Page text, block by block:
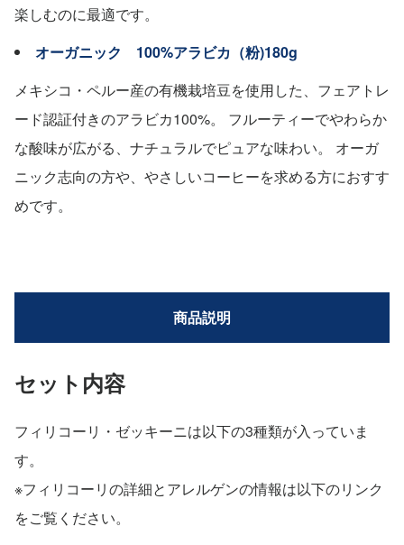
楽しむのに最適です。
オーガニック 100%アラビカ（粉)180g
メキシコ・ペルー産の有機栽培豆を使用した、フェアトレ
ード認証付きのアラビカ100%。 フルーティーでやわらか
な酸味が広がる、ナチュラルでピュアな味わい。 オーガ
ニック志向の方や、やさしいコーヒーを求める方におすす
めです。
商品説明
セット内容
フィリコーリ・ゼッキーニは以下の3種類が入っていま
す。
※フィリコーリの詳細とアレルゲンの情報は以下のリンク
をご覧ください。